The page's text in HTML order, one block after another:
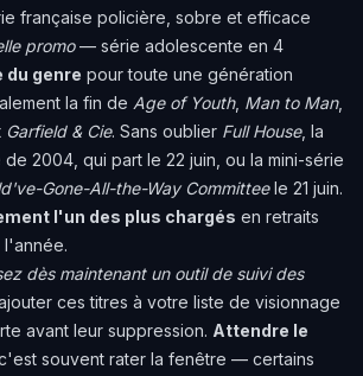
française policière, sobre et efficace
promo— série adolescente en 4
du genre pour toute une génération
la fin de Age of Youth, Man to Man,
Garfield & Cie. Sans oublier Full House, la
2004, qui part le 22 juin, ou la mini-série
Gone-All-the-Way Committeele 21 juin.
l'un des plus chargés en retraits
dès maintenant un outil de suivi des
ces titres à votre liste de visionnage
avant leur suppression. Attendre le
c'est souvent rater la fenêtre — certains